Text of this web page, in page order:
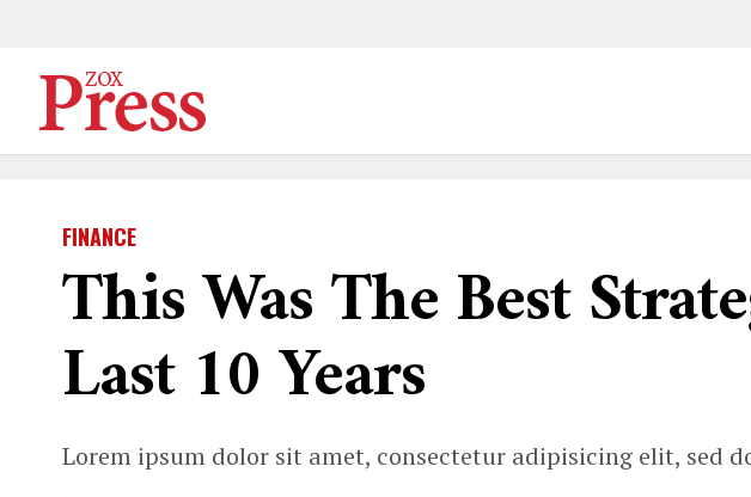
FINANCE
This Was The Best
Last 10 Years
Lorem ipsum dolor sit amet, consectetur adipisicing elit, sed